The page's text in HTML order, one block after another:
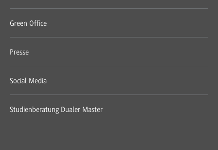
Green Office
Presse
Social Media
Studienberatung Dualer Master